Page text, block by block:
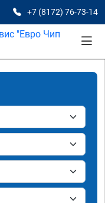
+7 (8172) 76-73-14